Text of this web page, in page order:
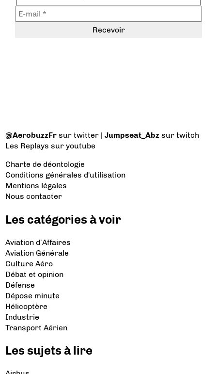
@AerobuzzFr sur twitter |Jumpseat_Abz sur twitch
Les Replays sur youtube
Charte de déontologie
Conditions générales d'utilisation
Mentions légales
Nous contacter
Les catégories à voir
Aviation d’Affaires
Aviation Générale
Culture Aéro
Débat et opinion
Défense
Dépose minute
Hélicoptère
Industrie
Transport Aérien
Les sujets à lire